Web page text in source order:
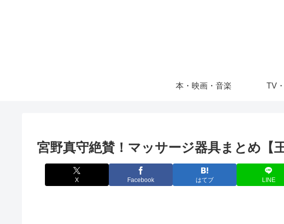
本・映画・音楽 TV
宮野真守絶賛！マッサージ器具まとめ【
X Facebook はてブ LINE